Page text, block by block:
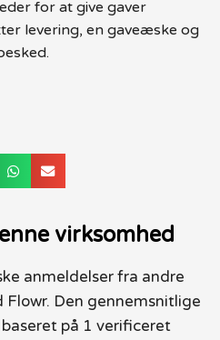
for at give gaver
levering, en gaveæske og
virksomhed
anmeldelser fra andre
Den gennemsnitlige
på 1 verificeret